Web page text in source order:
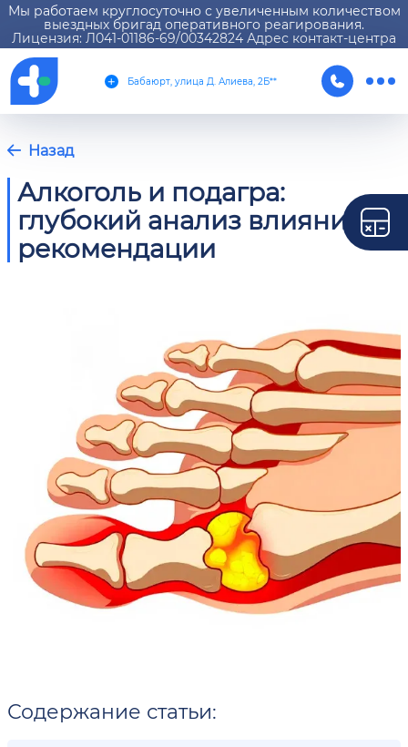
Мы работаем круглосуточно с увеличенным количеством
выездных бригад оперативного реагирования.
Лицензия: Л041-01186-69/00342824 Адрес контакт-центра
Бабаюрт, улица Д. Алиева, 2Б**
Назад
Алкоголь и подагра:
глубокий анализ влияния и
рекомендации
Содержание статьи: